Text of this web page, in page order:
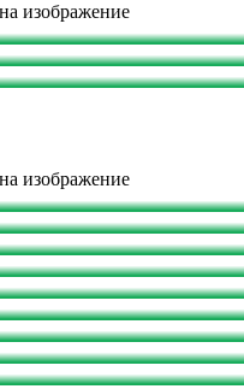
изображение
изображение